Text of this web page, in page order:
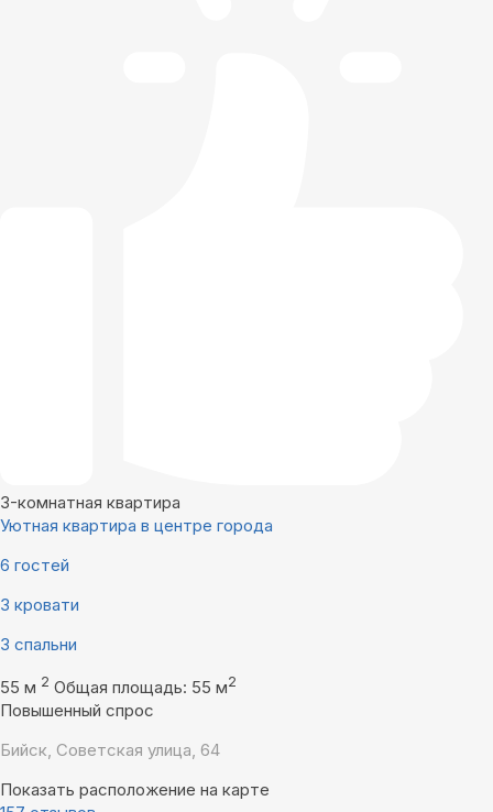
3-комнатная квартира
Уютная квартира в центре города
6 гостей
3 кровати
3 спальни
55 м 2 Общая площадь: 55 м2
Повышенный спрос
Бийск, Советская улица, 64
Показать расположение на карте